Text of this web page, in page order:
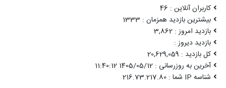
کاربران آنلاین : 46
بیشترین بازدید همزمان : 1333
بازدید امروز : 3,862
بازدید دیروز :
کل بازدید : 20,629,059
آخرین به روزرسانی : 1405/05/12 11:40:12
شناسه IP شما : 216.73.217.80